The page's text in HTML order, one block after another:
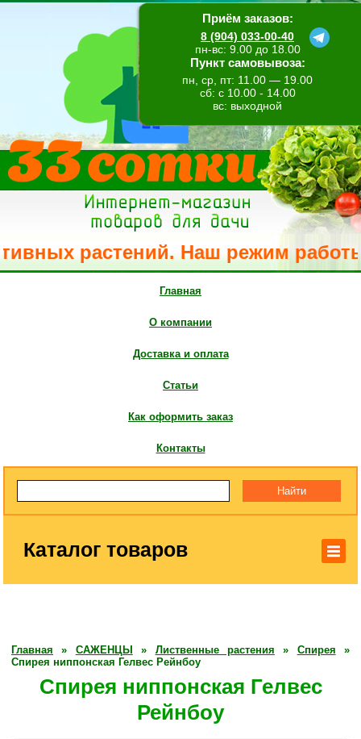
Приём заказов:
8 (904) 033-00-40
пн-вс: 9.00 до 18.00
Пункт самовывоза:
пн, ср, пт: 11.00 — 19.00
сб: с 10.00 - 14.00
вс: выходной
растений. Наш режим работы:
Главная
О компании
Доставка и оплата
Статьи
Как оформить заказ
Контакты
Каталог товаров
Главная » САЖЕНЦЫ » Лиственные растения » Спирея
»
Спирея ниппонская Гелвес Рейнбоу
Спирея ниппонская Гелвес
Рейнбоу